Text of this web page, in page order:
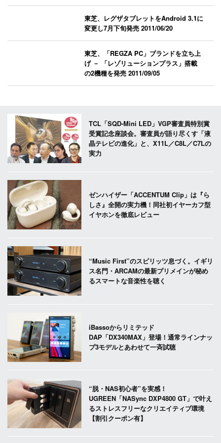
東芝、レグザタブレットをAndroid 3.1に
変更し7月下旬発売2011/06/20
東芝、「REGZA PC」ブランドを立ち上
げ － 「レゾリューションプラス」搭載
の2機種を発売2011/09/05
TCL「SQD-Mini LED」VGP審査員特別賞
受賞記念座談会。審査員が語り尽くす「液
晶テレビの進化」と、X11L／C8L／C7Lの
実力
ゼンハイザー「ACCENTUM Clip」は『ら
しさ』全開の実力機！同社初イヤーカフ型
イヤホンを徹底レビュー
“Music First”のスピリッツ息づく。イギリ
ス名門・ARCAMの最新プリメインが秘め
るスマートな音楽性を聴く
iBassoからリミテッド
DAP「DX340MAX」登場！通常ラインナッ
プ3モデルとあわせて一斉試聴
“脱・NAS初心者”を実感！
UGREEN「NASync DXP4800 GT」で叶え
るストレスフリーなクリエイティブ環境
【割引クーポン有】